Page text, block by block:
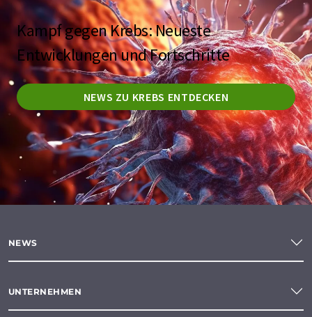
Kampf gegen Krebs: Neueste
Entwicklungen und Fortschritte
NEWS ZU KREBS ENTDECKEN
NEWS
UNTERNEHMEN